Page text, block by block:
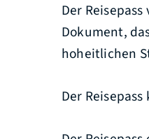
Der
Dokument,
hoheitlichen
Der